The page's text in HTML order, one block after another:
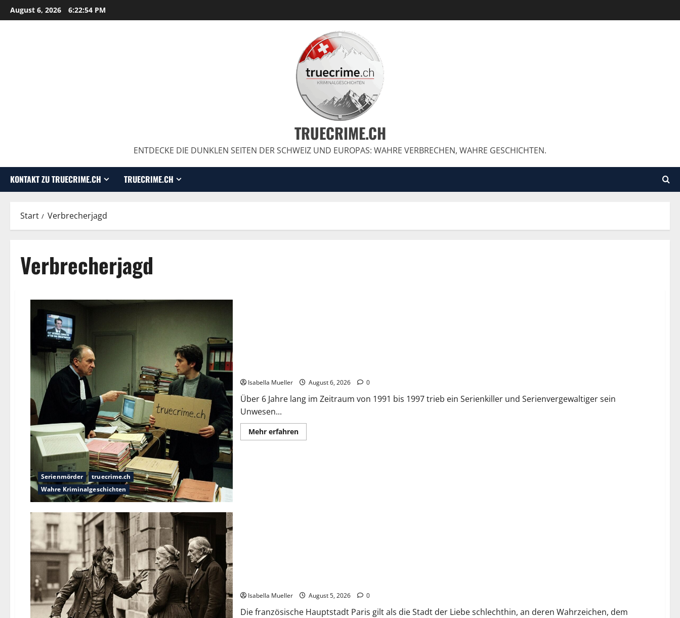
August 6, 2026 6:22:55 PM
TRUECRIME.CH
ENTDECKE DIE DUNKLEN SEITEN DER SCHWEIZ UND EUROPAS: WAHRE VERBRECHEN, WAHRE GESCHICHTEN.
KONTAKT ZU TRUECRIME.CH TRUECRIME.CH
Start Verbrecherjagd
Verbrecherjagd
Serienmörder
truecrime.ch
Wahre Kriminalgeschichten
Isabella Mueller August 6, 2026 0
Über 6 Jahre lang im Zeitraum von 1991 bis 1997 trieb ein Serienkiller und Serienvergewaltiger sein
Unwesen...
Mehr erfahren
Isabella Mueller August 5, 2026 0
Die französische Hauptstadt Paris gilt als die Stadt der Liebe schlechthin, an deren Wahrzeichen, dem